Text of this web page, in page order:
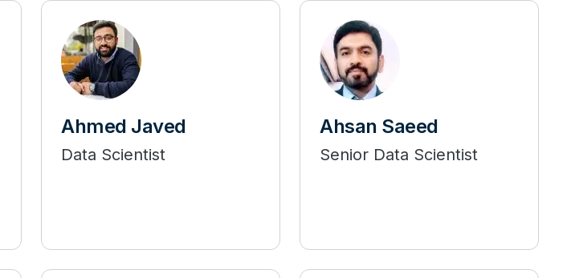
Ahmed Javed
Data Scientist
Ahsan Saeed
Senior Data Scientist